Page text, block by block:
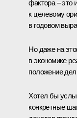
фактора – это
к целевому
в годовом
Но даже на
в экономике
положение
Хотел бы
конкретные